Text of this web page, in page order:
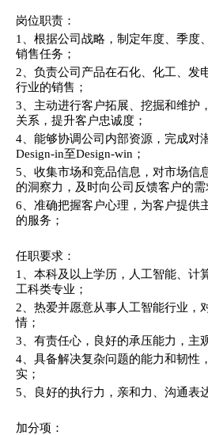
岗位职责：
1、根据公司战略，制定年度、季度
销售任务；
2、负责公司产品在石化、化工、发
行业的销售；
3、主动进行客户拓展、挖掘和维护
关系，提升客户忠诚度；
4、能够协调公司内部资源，完成对
Design-in至Design-win；
5、收集市场和竞品信息，对市场信
的洞察力，及时向公司反馈客户的需
6、准确把握客户心理，为客户提供
的服务；
任职要求：
1、本科及以上学历，人工智能、计
工科类专业；
2、热爱并愿意从事人工智能行业，
情；
3、有责任心，良好的承压能力，主
4、具备解决复杂问题的能力和韧性
实；
5、良好的执行力，亲和力、沟通表
加分项：